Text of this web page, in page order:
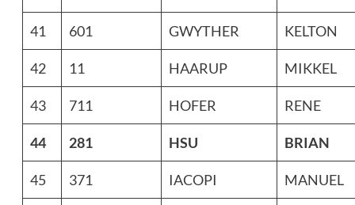
41 601 GWYTHER KELTON
42 11 HAARUP MIKKEL
43 711 HOFER RENE
44 281 HSU BRIAN
45 371 IACOPI MANUEL